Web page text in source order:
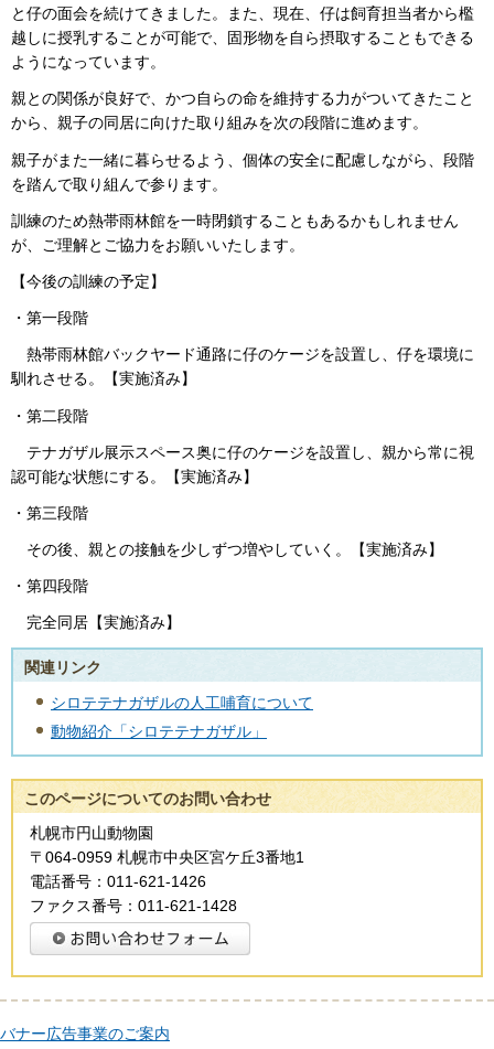
と仔の面会を続けてきました。また、現在、仔は飼育担当者から檻
越しに授乳することが可能で、固形物を自ら摂取することもできる
ようになっています。
親との関係が良好で、かつ自らの命を維持する力がついてきたこと
から、親子の同居に向けた取り組みを次の段階に進めます。
親子がまた一緒に暮らせるよう、個体の安全に配慮しながら、段階
を踏んで取り組んで参ります。
訓練のため熱帯雨林館を一時閉鎖することもあるかもしれません
が、ご理解とご協力をお願いいたします。
【今後の訓練の予定】
・第一段階
熱帯雨林館バックヤード通路に仔のケージを設置し、仔を環境に
馴れさせる。【実施済み】
・第二段階
テナガザル展示スペース奥に仔のケージを設置し、親から常に視
認可能な状態にする。【実施済み】
・第三段階
その後、親との接触を少しずつ増やしていく。【実施済み】
・第四段階
完全同居【実施済み】
関連リンク
シロテテナガザルの人工哺育について
動物紹介「シロテテナガザル」
このページについてのお問い合わせ
札幌市円山動物園
〒064-0959 札幌市中央区宮ケ丘3番地1
電話番号：011-621-1426
ファクス番号：011-621-1428
バナー広告事業のご案内